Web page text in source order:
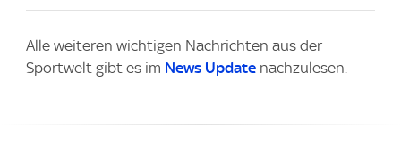
Alle weiteren wichtigen Nachrichten aus der
Sportwelt gibt es im News Update nachzulesen.